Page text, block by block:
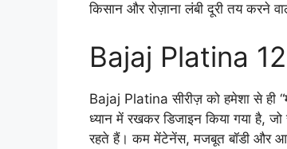
किसान और रोज़ाना लंबी दूरी तय करने
Bajaj Platina
Bajaj Platina सीरीज़ को हमेशा से ही
ध्यान में रखकर डिजाइन किया गया है,
रहते हैं। कम मेंटेनेंस, मजबूत बॉडी और